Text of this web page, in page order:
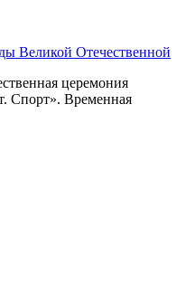
Великой Отечественной
церемония
Спорт». Временная